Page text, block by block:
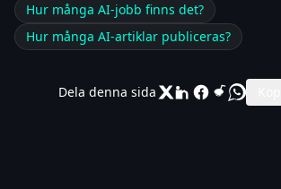
Hur många AI-jobb finns det?
Hur många AI-artiklar publiceras?
Dela denna sida